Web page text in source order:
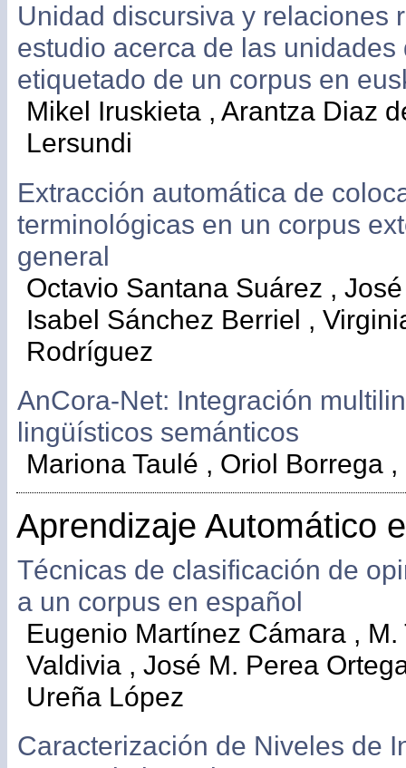
Unidad discursiva y relaciones
estudio acerca de las
etiquetado de un corpus en
Mikel Iruskieta , Arantza Diaz
Lersundi
Extracción automática de
terminológicas en un corpus
general
Octavio Santana Suárez ,
Isabel Sánchez Berriel ,
Rodríguez
AnCora-Net: Integración
lingüísticos semánticos
Mariona Taulé , Oriol Borrega
Aprendizaje Automático
Técnicas de clasificación de
a un corpus en español
Eugenio Martínez Cámara , M.
Valdivia , José M. Perea
Ureña López
Caracterización de Niveles de